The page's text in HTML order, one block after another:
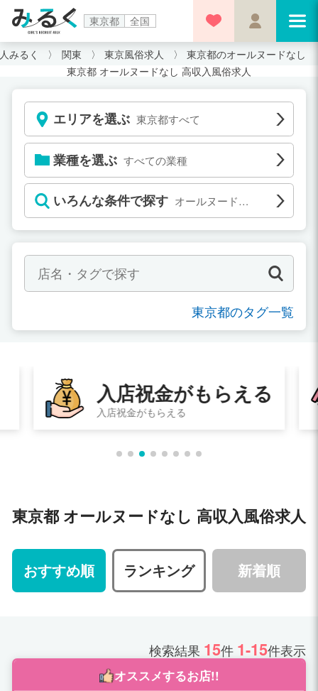
東京都 全国
みるく 関東 東京風俗求人
東京都のオールヌードなし
東京都 オールヌードなし 高収入風俗求人
エリアを選ぶ 東京都すべて
業種を選ぶ すべての業種
いろんな条件で探す オールヌードな
東京都のタグ一覧
即日体験入店
その日に体験入店してお給料ももらえる
東京都 オールヌードなし 高収入風俗求人
おすすめ順 ランキング 新着順
検索結果 15件 1-15件表示
オススメするお店!!